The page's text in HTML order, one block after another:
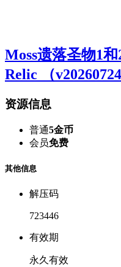
Moss遗落圣物1
Relic （v20260724
资源信息
普通5金币
会员免费
其他信息
解压码
723446
有效期
永久有效